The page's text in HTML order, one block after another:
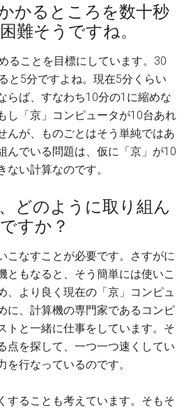
かるところを数十秒
難そうですね。
ることを目標にしています。30
と5分ですよね。現在5分くらい
らば、すなわち10分の1に縮めな
し「京」コンピュータが10台あれ
んが、ものごとはそう単純ではあ
んでいる問題は、仮に「京」が10
ない計算なのです。
どのように取り組ん
すか？
こなすことが必要です。さすがに
ともなると、そう簡単には使いこ
、より良く現在の「京」コンピュ
に、計算機の専門家であるコンピ
トと一緒に仕事をしています。そ
点を探して、一つ一つ速くしてい
を行なっているのです。
することも考えています。そもそ